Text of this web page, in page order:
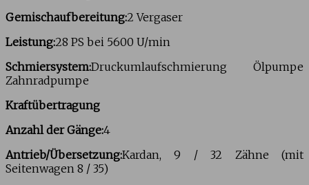
Gemischaufbereitung:2 Vergaser
Leistung:28 PS bei 5600 U/min
Schmiersystem:Druckumlaufschmierung Ölpumpe
Zahnradpumpe
Kraftübertragung
Anzahl der Gänge:4
Antrieb/Übersetzung:Kardan, 9 / 32 Zähne (mit
Seitenwagen 8 / 35)